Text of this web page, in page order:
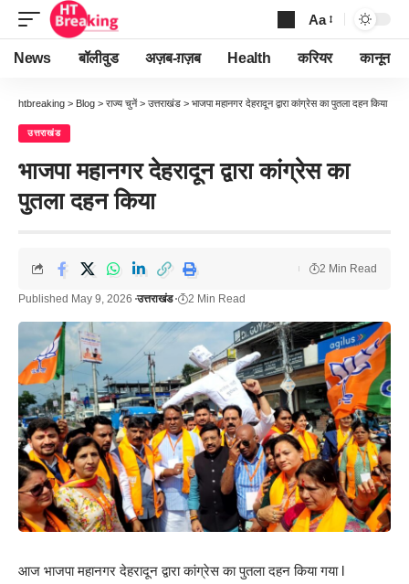
Font
Resizer
Aa
News बॉलीवुड अज़ब-ग़ज़ब Health करियर कानून
htbreaking > Blog > राज्य चुनें > उत्तराखंड > भाजपा महानगर देहरादून द्वारा कांग्रेस का पुतला दहन किया
उत्तराखंड
भाजपा महानगर देहरादून द्वारा कांग्रेस का
पुतला दहन किया
Published May 9, 2026 उत्तराखंड 2 Min Read
2 Min Read
आज भाजपा महानगर देहरादून द्वारा कांग्रेस का पुतला दहन किया गया l